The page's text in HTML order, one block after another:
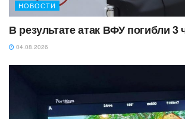
НОВОСТИ
В результате атак ВФУ погибли 3
04.08.2026